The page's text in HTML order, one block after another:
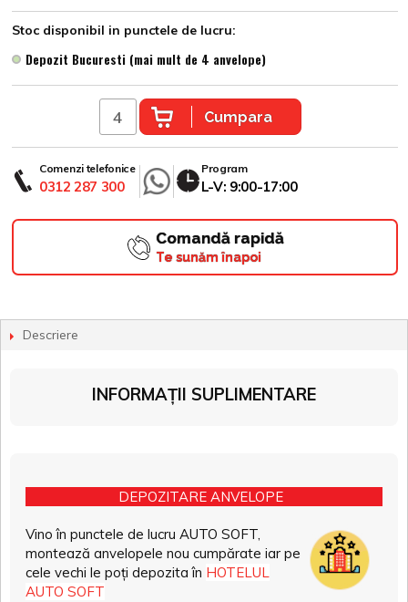
Stoc disponibil in punctele de lucru:
Depozit Bucuresti (mai mult de 4 anvelope)
Cumpara
Comenzi telefonice
0312 287 300
Program
L-V: 9:00-17:00
Comandă rapidă
Te sunăm înapoi
Descriere
INFORMAȚII SUPLIMENTARE
DEPOZITARE ANVELOPE
Vino în punctele de lucru AUTO SOFT,
montează anvelopele nou cumpărate iar pe
cele vechi le poți depozita în HOTELUL
AUTO SOFT